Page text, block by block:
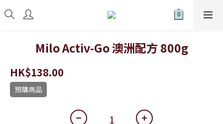
Milo Activ-Go 澳洲配方 800g
HK$138.00
預購商品